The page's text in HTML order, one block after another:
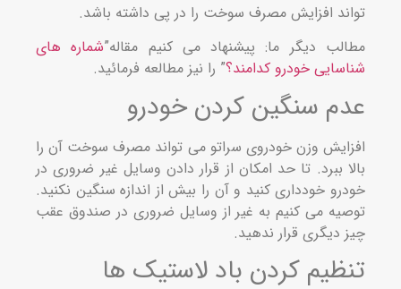
افزایش مصرف سوخت را در پی داشته باشد.
دیگر ما: پیشنهاد می کنیم مقاله”شماره های
خودرو کدامند؟” را نیز مطالعه فرمائید.
سنگین کردن خودرو
وزن خودروی سراتو می تواند مصرف سوخت آن را
ببرد. تا حد امکان از قرار دادن وسایل غیر ضروری در
خودداری کنید و آن را بیش از اندازه سنگین نکنید.
می کنیم به غیر از وسایل ضروری در صندوق عقب
دیگری قرار ندهید.
کردن باد لاستیک ها